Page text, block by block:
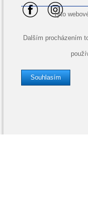
Tyto
Dalším procházením
Souhlasím